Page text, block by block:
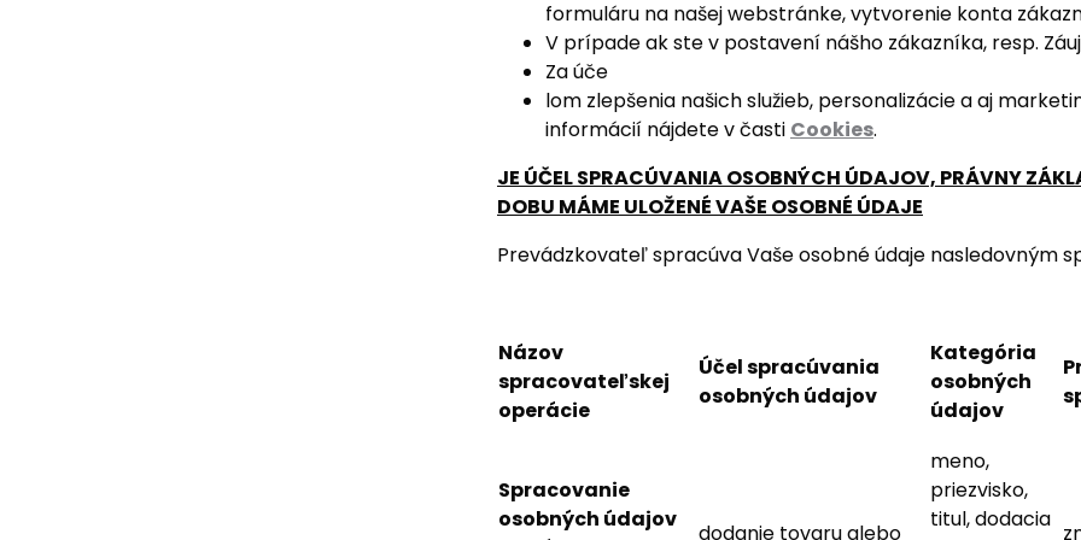
formuláru na našej webstránke, vytvorenie konta
V prípade ak ste v postavení nášho zákazníka, resp.
Za úče
lom zlepšenia našich služieb, personalizácie a aj
informácií nájdete v časti Cookies.
JE ÚČEL SPRACÚVANIA OSOBNÝCH ÚDAJOV, PRÁVNY
DOBU MÁME ULOŽENÉ VAŠE OSOBNÉ ÚDAJE
Prevádzkovateľ spracúva Vaše osobné údaje nasledovným
Názov
spracovateľskej
operácie
Účel spracúvania
osobných údajov
Kategória
osobných
údajov
Spracovanie
osobných údajov
dodanie tovaru alebo
meno,
priezvisko,
titul, dodacia